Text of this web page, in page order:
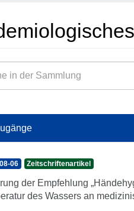
06 Zeitschriftenartikel
der Empfehlung
des Wassers an